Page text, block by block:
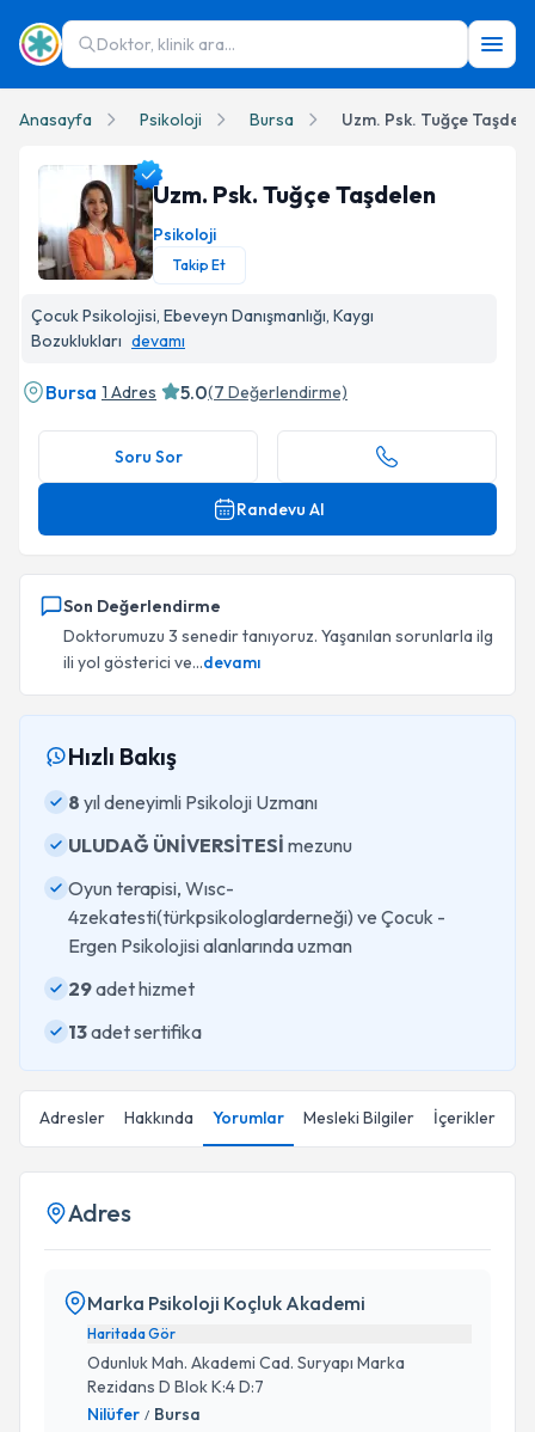
Doktor, klinik ara...
Anasayfa Psikoloji Bursa Uzm. Psk. Tuğçe
Uzm. Psk. Tuğçe Taşdelen
Psikoloji
Takip Et
Çocuk Psikolojisi, Ebeveyn Danışmanlığı, Kaygı
Bozuklukları devamı
Bursa 1 Adres 5.0(7 Değerlendirme)
Soru Sor
Randevu Al
Son Değerlendirme
Doktorumuzu 3 senedir tanıyoruz. Yaşanılan sorunlarla ilg
ili yol gösterici ve...devamı
Hızlı Bakış
8 yıl deneyimli Psikoloji Uzmanı
ULUDAĞ ÜNİVERSİTESİ mezunu
Oyun terapisi, Wısc-
4zekatesti(türkpsikologlarderneği) ve Çocuk -
Ergen Psikolojisi alanlarında uzman
29adet hizmet
13adet sertifika
Adresler Hakkında Yorumlar Mesleki Bilgiler İçerikler
Adres
Marka Psikoloji Koçluk Akademi
Haritada Gör
Odunluk Mah. Akademi Cad. Suryapı Marka
Rezidans D Blok K:4 D:7
Nilüfer / Bursa